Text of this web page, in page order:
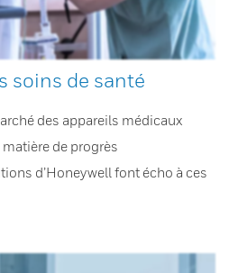
soins de santé
des appareils médicaux
de progrès
d’Honeywell font écho à ces